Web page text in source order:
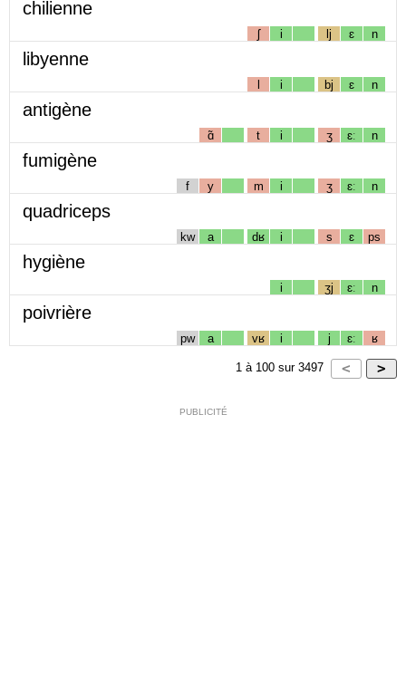
chilienne
ʃ i lj ɛ n
libyenne
l i bj ɛ n
antigène
ɑ̃ t i ʒ ɛː n
fumigène
f y m i ʒ ɛː n
quadriceps
kw a dʁ i s ɛ ps
hygiène
i ʒj ɛː n
poivrière
pw a vʁ i j ɛː ʁ
1 à 100 sur 3497
PUBLICITÉ